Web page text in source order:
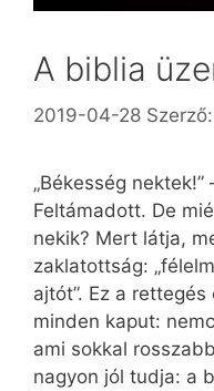
A biblia
2019-04-28 Szerző:
„Békesség
Feltámadott. De
nekik? Mert látja,
zaklatottság:
ajtót”. Ez a
minden kaput:
ami sokkal
nagyon jól tudja: a